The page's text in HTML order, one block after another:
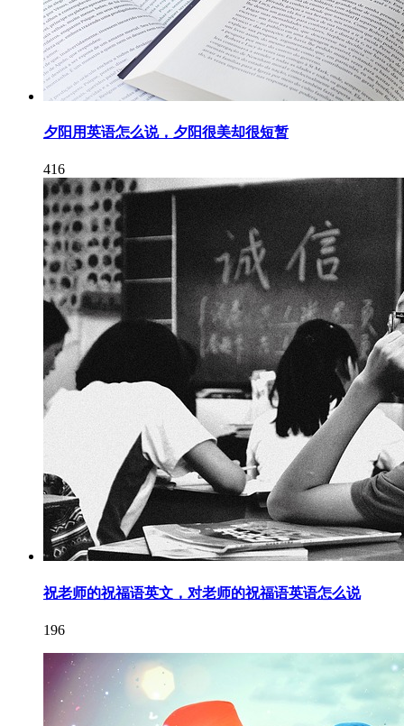
夕阳用英语怎么说，夕阳很美却很短暂
416
祝老师的祝福语英文，对老师的祝福语英语怎么说
196